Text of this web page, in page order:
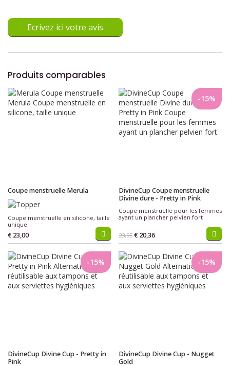
Ecrivez ici votre avis
Produits comparables
Coupe menstruelle Merula
Coupe menstruelle en silicone, taille
unique
€ 23,00
DivineCup Coupe menstruelle
Divine dure - Pretty in Pink
Coupe menstruelle pour les femmes
ayant un plancher pelvien fort
-15%
23,95 € 20,36
DivineCup Divine Cup - Pretty in
Pink
-15%
DivineCup Divine Cup - Nugget
Gold
-15%